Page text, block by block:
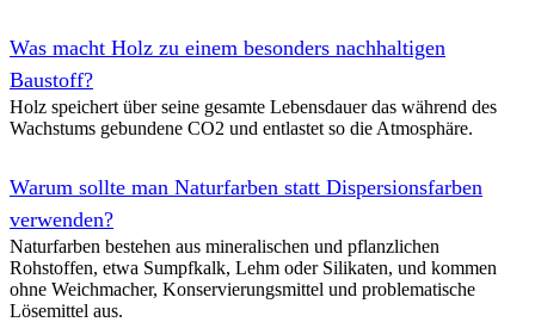
Was macht Holz zu einem besonders nachhaltigen
Baustoff?
Holz speichert über seine gesamte Lebensdauer das während des
Wachstums gebundene CO2 und entlastet so die Atmosphäre.
Warum sollte man Naturfarben statt Dispersionsfarben
verwenden?
Naturfarben bestehen aus mineralischen und pflanzlichen
Rohstoffen, etwa Sumpfkalk, Lehm oder Silikaten, und kommen
ohne Weichmacher, Konservierungsmittel und problematische
Lösemittel aus.